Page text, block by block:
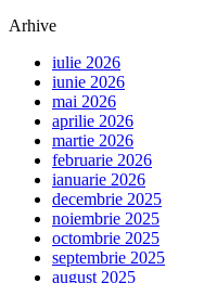
Arhive
iulie 2026
iunie 2026
mai 2026
aprilie 2026
martie 2026
februarie 2026
ianuarie 2026
decembrie 2025
noiembrie 2025
octombrie 2025
septembrie 2025
august 2025